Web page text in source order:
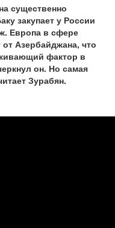
существенно
закупает у России
Европа в сфере
от Азербайджана, что
фактор в
он. Но самая
Зурабян.